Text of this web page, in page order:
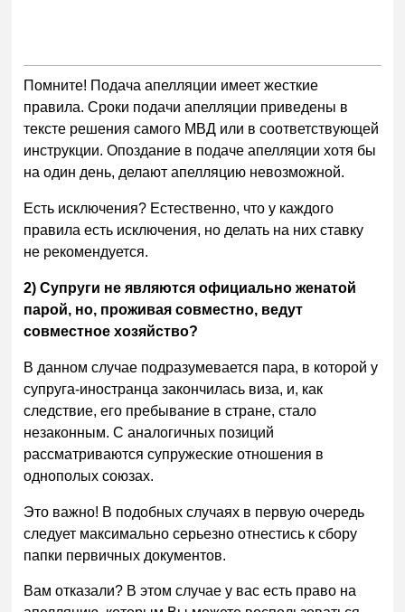
Помните! Подача апелляции имеет жесткие
правила. Сроки подачи апелляции приведены в
тексте решения самого МВД или в соответствующей
инструкции. Опоздание в подаче апелляции хотя бы
на один день, делают апелляцию невозможной.
Есть исключения? Естественно, что у каждого
правила есть исключения, но делать на них ставку
не рекомендуется.
2) Супруги не являются официально женатой
парой, но, проживая совместно, ведут
совместное хозяйство?
В данном случае подразумевается пара, в которой у
супруга-иностранца закончилась виза, и, как
следствие, его пребывание в стране, стало
незаконным. С аналогичных позиций
рассматриваются супружеские отношения в
однополых союзах.
Это важно! В подобных случаях в первую очередь
следует максимально серьезно отнестись к сбору
папки первичных документов.
Вам отказали? В этом случае у вас есть право на